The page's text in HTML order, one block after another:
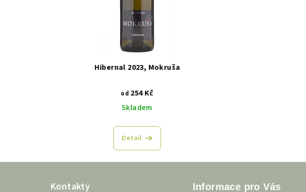
Hibernal 2023, Mokruša
od 254 Kč
Skladem
Detail
Kontakty Informace pro Vás